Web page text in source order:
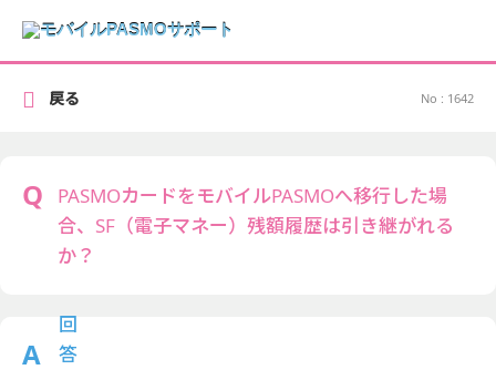
No : 1642
PASMOカードをモバイルPASMOへ移行した場
合、SF（電子マネー）残額履歴は引き継がれる
か？
戻る